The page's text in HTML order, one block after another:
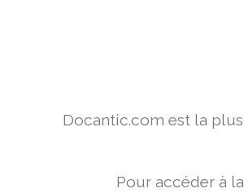
Docantic.com est la
Pour accéder à